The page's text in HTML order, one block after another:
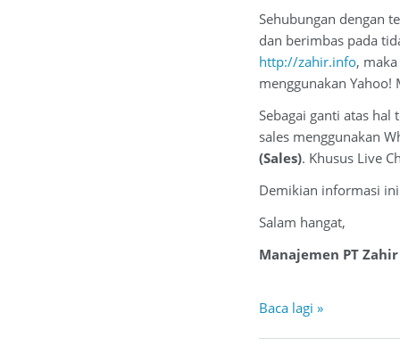
Sehubungan dengan
dan berimbas pada
http://zahir.info,
menggunakan Yahoo!
Sebagai ganti atas
sales menggunakan
(Sales). Khusus Live
Demikian informasi
Salam hangat,
Manajemen PT
Baca lagi »